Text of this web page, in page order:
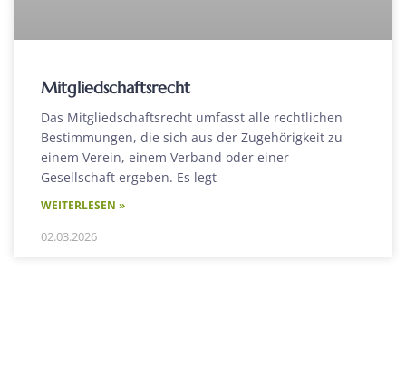
Mitgliedschaftsrecht
Das Mitgliedschaftsrecht umfasst alle rechtlichen
Bestimmungen, die sich aus der Zugehörigkeit zu
einem Verein, einem Verband oder einer
Gesellschaft ergeben. Es legt
WEITERLESEN »
02.03.2026